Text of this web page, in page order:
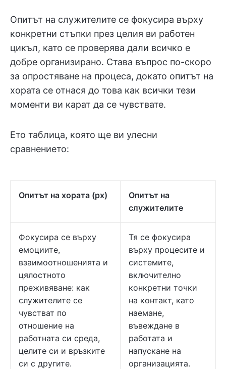
Опитът на служителите се фокусира върху
конкретни стъпки през целия ви работен
цикъл, като се проверява дали всичко е
добре организирано. Става въпрос по-скоро
за опростяване на процеса, докато опитът на
хората се отнася до това как всички тези
моменти ви карат да се чувствате.
Ето таблица, която ще ви улесни
сравнението:
Опитът на хората (px)
Опитът на
служителите
Фокусира се върху
емоциите,
взаимоотношенията и
цялостното
преживяване: как
служителите се
чувстват по
отношение на
работната си среда,
целите си и връзките
си с другите.
Тя се фокусира
върху процесите и
системите,
включително
конкретни точки
на контакт, като
наемане,
въвеждане в
работата и
напускане на
организацията.